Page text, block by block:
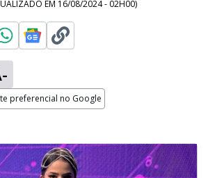
EM 16/08/2024 - 02H00)
preferencial no Google